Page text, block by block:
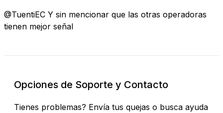
@TuentiEC Y sin mencionar que las otras operadoras
tienen mejor señal
Opciones de Soporte y Contacto
Tienes problemas? Envía tus quejas o busca ayuda